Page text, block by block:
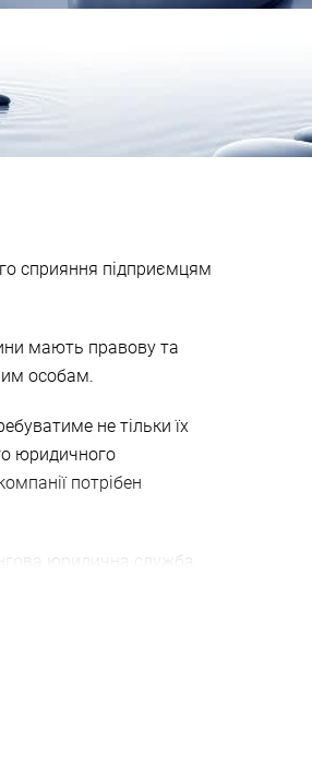
сприяння підприємцям
мають правову та
особам.
не тільки їх
юридичного
потрібен
юридична служба.